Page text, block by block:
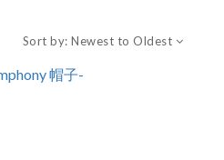
Sort by: Newest to Oldest